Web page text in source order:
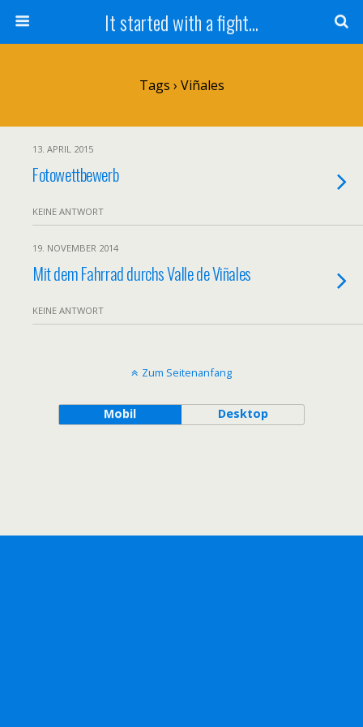
It started with a fight...
Tags › Viñales
13. APRIL 2015
Fotowettbewerb
KEINE ANTWORT
19. NOVEMBER 2014
Mit dem Fahrrad durchs Valle de Viñales
KEINE ANTWORT
Zum Seitenanfang
Mobil Desktop